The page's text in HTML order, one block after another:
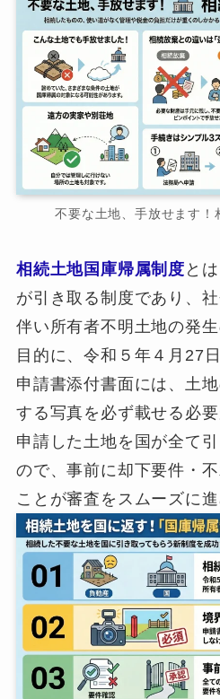
不要な土地、手放せます！
相続土地国庫帰属制度 と
が引き取る制度であり、
伴い所有者不明土地の発
目的に、令和５年４月27
申請書添付書面には、土
する写真を必ず載せる必要
申請した土地を国が全て
ので、事前に却下要件・
ことが審査をスムーズに